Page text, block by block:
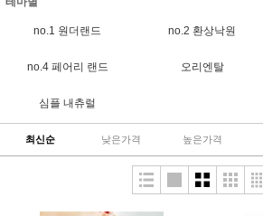
no.1 원더랜드 no.2 환상낙원
no.4 페어리 랜드 오리엔탈
심플 내츄럴
최신순 낮은가격 높은가격